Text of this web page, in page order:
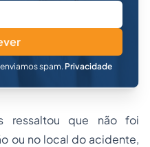
spam. Privacidade
ressaltou que não foi
ou no local do acidente,